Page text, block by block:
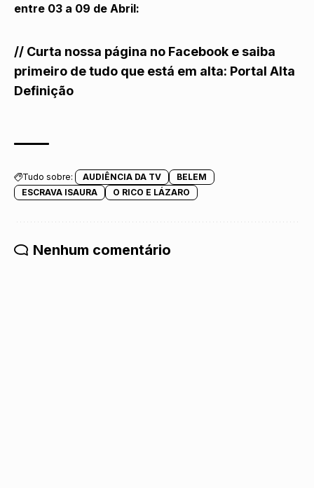
entre 03 a 09 de Abril:
// Curta nossa página no Facebook e saiba
primeiro de tudo que está em alta: Portal Alta
Definição
Tudo sobre: AUDIÊNCIA DA TV
BELEM
ESCRAVA ISAURA
O RICO E LÁZARO
Nenhum comentário